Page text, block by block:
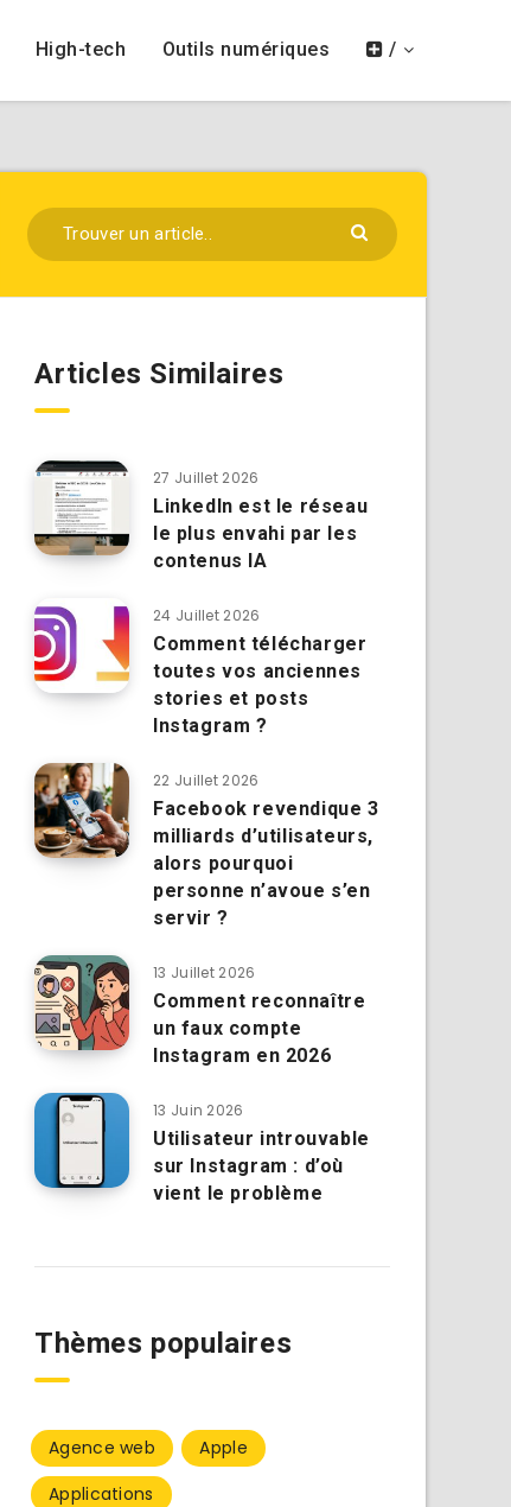
High-tech Outils numériques /
Articles Similaires
27 Juillet 2026
LinkedIn est le réseau
le plus envahi par les
contenus IA
24 Juillet 2026
Comment télécharger
toutes vos anciennes
stories et posts
Instagram ?
22 Juillet 2026
Facebook revendique 3
milliards d’utilisateurs,
alors pourquoi
personne n’avoue s’en
servir ?
13 Juillet 2026
Comment reconnaître
un faux compte
Instagram en 2026
13 Juin 2026
Utilisateur introuvable
sur Instagram : d’où
vient le problème
Thèmes populaires
Agence web
Apple
Applications